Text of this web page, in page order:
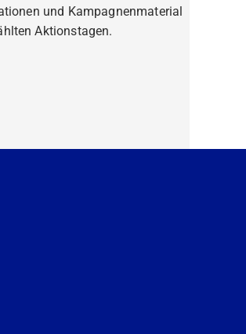
und Kampagnenmaterial
Aktionstagen.